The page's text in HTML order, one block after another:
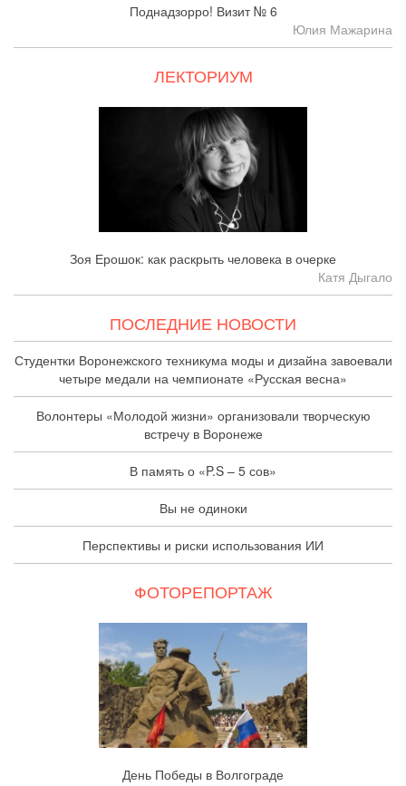
Поднадзорро! Визит № 6
Юлия Мажарина
ЛЕКТОРИУМ
Зоя Ерошок: как раскрыть человека в очерке
Катя Дыгало
ПОСЛЕДНИЕ НОВОСТИ
Студентки Воронежского техникума моды и дизайна завоевали
четыре медали на чемпионате «Русская весна»
Волонтеры «Молодой жизни» организовали творческую
встречу в Воронеже
В память о «P.S – 5 сов»
Вы не одиноки
Перспективы и риски использования ИИ
ФОТОРЕПОРТАЖ
День Победы в Волгограде